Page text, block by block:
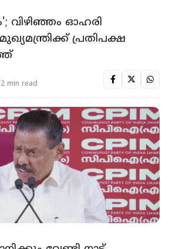
വിഴിഞ്ഞം ഓഹരി
പ്രതിപക്ഷ
2 min read